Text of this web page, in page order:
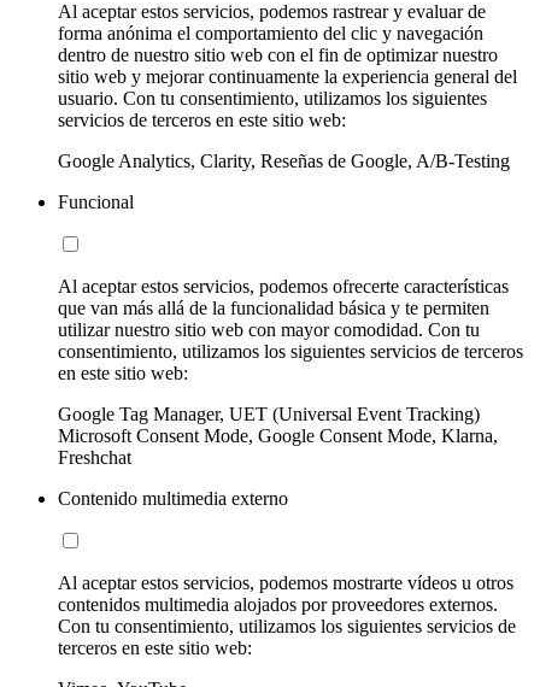
Al aceptar estos servicios, podemos rastrear y evaluar de
forma anónima el comportamiento del clic y navegación
dentro de nuestro sitio web con el fin de optimizar nuestro
sitio web y mejorar continuamente la experiencia general del
usuario. Con tu consentimiento, utilizamos los siguientes
servicios de terceros en este sitio web:
Google Analytics, Clarity, Reseñas de Google, A/B-Testing
Funcional
Al aceptar estos servicios, podemos ofrecerte características
que van más allá de la funcionalidad básica y te permiten
utilizar nuestro sitio web con mayor comodidad. Con tu
consentimiento, utilizamos los siguientes servicios de terceros
en este sitio web:
Google Tag Manager, UET (Universal Event Tracking)
Microsoft Consent Mode, Google Consent Mode, Klarna,
Freshchat
Contenido multimedia externo
Al aceptar estos servicios, podemos mostrarte vídeos u otros
contenidos multimedia alojados por proveedores externos.
Con tu consentimiento, utilizamos los siguientes servicios de
terceros en este sitio web: